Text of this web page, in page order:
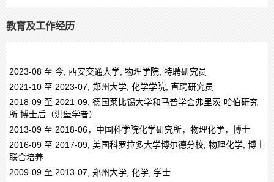
教育及工作经历
2023-08 至 今, 西安交通大学, 物理学院, 特聘研究员
2021-10 至 2023-07, 郑州大学, 化学学院, 直聘研究员
2018-09 至 2021-09, 德国莱比锡大学和马普学会弗里茨-哈伯研究
所 博士后（洪堡学者）
2013-09 至 2018-06，中国科学院化学研究所，物理化学，博士
2016-09 至 2017-09, 美国科罗拉多大学博尔德分校, 物理化学, 博士
联合培养
2009-09 至 2013-07, 郑州大学, 化学, 学士